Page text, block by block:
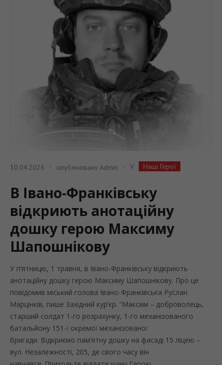
30.04.2026 опубліковано Admin У Наші Герої
В Івано-Франківську
відкриють анотаційну
дошку герою Максиму
Шапошнікову
У п’ятницю, 1 травня, в Івано-Франківську відкриють
анотаційну дошку герою Максиму Шапошнікову. Про це
повідомив міський голова Івано-Франківська Руслан
Марцінків, пише Західний кур’єр. “Максим – доброволець,
старший солдат 1-го розрахунку, 1-го механізованого
батальйону 151-ї окремої механізованої
бригади. Відкриємо пам’ятну дошку на фасаді 15 ліцею –
вул. Незалежності, 205, де свого часу він